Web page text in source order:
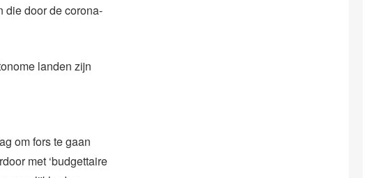
die door de corona-
landen zijn
om fors te gaan
met ‘budgettaire